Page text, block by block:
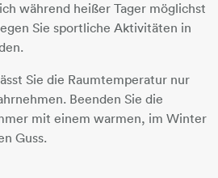
während heißer Tager möglichst
Sie sportliche Aktivitäten in
Sie die Raumtemperatur nur
Beenden Sie die
mit einem warmen, im Winter
Guss.